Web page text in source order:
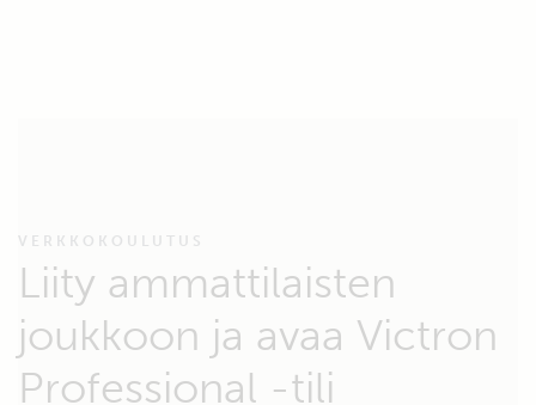
VERKKOKOULUTUS
Liity ammattilaisten
joukkoon ja avaa Victron
Professional -tili